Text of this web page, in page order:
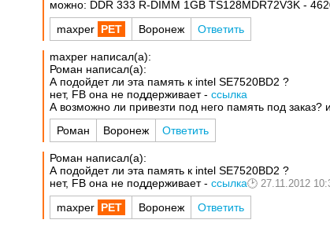
можно: DDR 333 R-DIMM 1GB TS128MDR72V3K -
maxper Воронеж Ответить
maxper написал(а):
Роман написал(а):
А подойдет ли эта память к intel SE7520BD2 ?
нет, FB она не поддерживает -ссылка
А возможно ли привезти под него память под заказ?
Роман Воронеж Ответить
Роман написал(а):
А подойдет ли эта память к intel SE7520BD2 ?
нет, FB она не поддерживает -ссылка 27.11.2012
maxper Воронеж Ответить